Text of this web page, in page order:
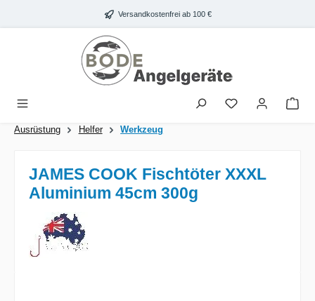
Zum Hauptinhalt springen Versandkostenfrei ab 100 €
Ausrüstung Helfer Werkzeug
JAMES COOK Fischtöter XXXL
Aluminium 45cm 300g